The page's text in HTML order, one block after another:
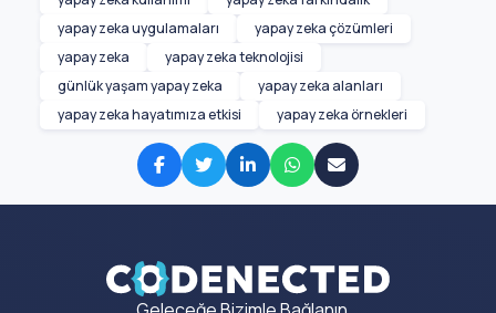
yapay zeka uygulamaları
yapay zeka çözümleri
yapay zeka
yapay zeka teknolojisi
günlük yaşam yapay zeka
yapay zeka alanları
yapay zeka hayatımıza etkisi
yapay zeka örnekleri